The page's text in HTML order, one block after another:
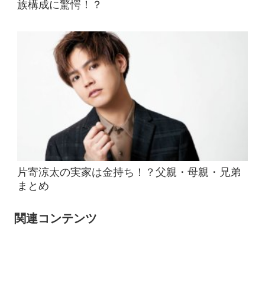
族構成に驚愕！？
片寄涼太の実家は金持ち！？父親・母親・兄弟
まとめ
関連コンテンツ